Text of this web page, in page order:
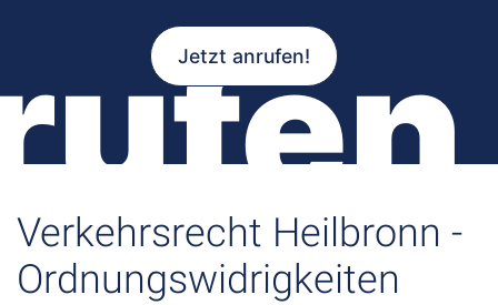
Jetzt anrufen!
Verkehrsrecht Heilbronn -
Ordnungswidrigkeiten